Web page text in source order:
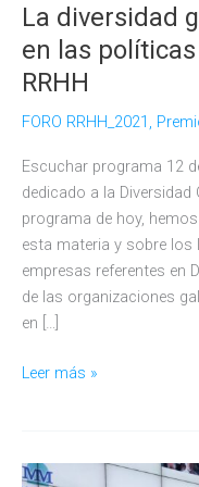
La diversidad
en las políticas
RRHH
FORO RRHH_2021 ,
Escuchar programa 12
dedicado a la Diversidad
programa de hoy,
esta materia y sobre los
empresas referentes en
de las organizaciones
en […]
La
pilar
Leer más »